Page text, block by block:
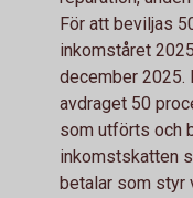
För att beviljas
inkomståret
december 2025.
avdraget 50
som utförts och
inkomstskatten
betalar som styr